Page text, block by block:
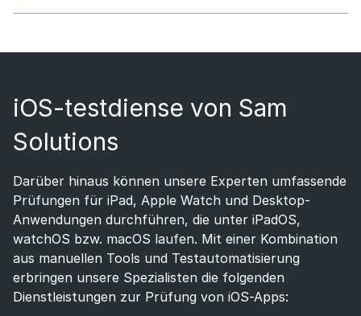
iOS-testdiense von Sam
Solutions
Darüber hinaus können unsere Experten umfassende
Prüfungen für iPad, Apple Watch und Desktop-
Anwendungen durchführen, die unter iPadOS,
watchOS bzw. macOS laufen. Mit einer Kombination
aus manuellen Tools und Testautomatisierung
erbringen unsere Spezialisten die folgenden
Dienstleistungen zur Prüfung von iOS-Apps: